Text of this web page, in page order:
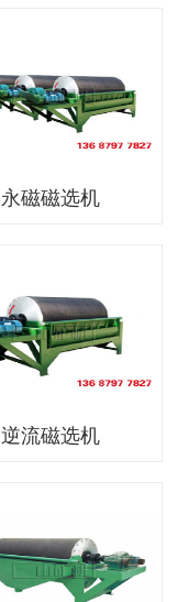
永磁磁选机
逆流磁选机